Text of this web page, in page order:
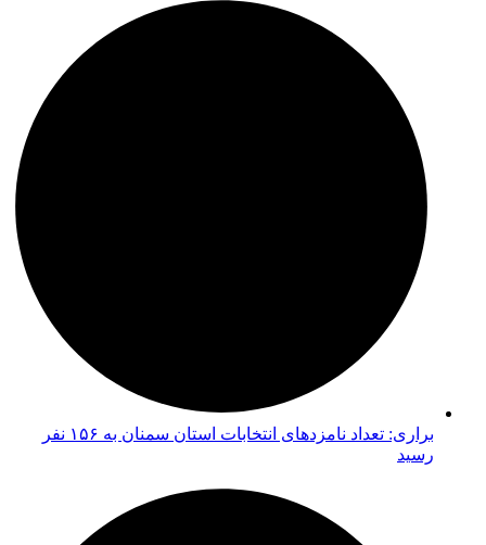
براری: تعداد نامزدهای انتخابات استان سمنان به ۱۵۶ نفر
رسید